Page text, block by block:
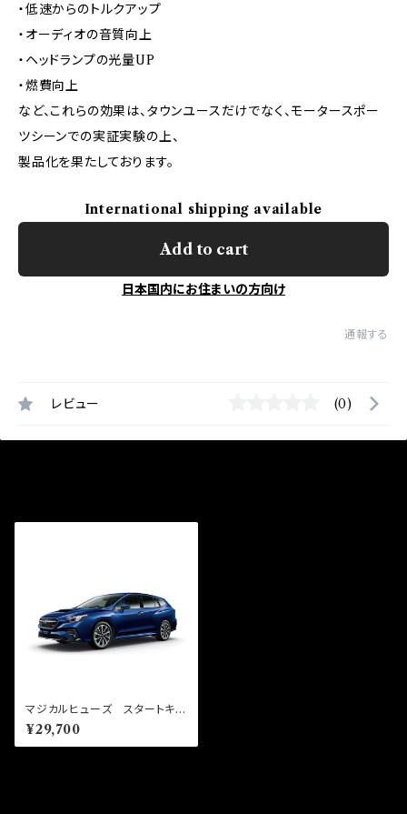
・低速からのトルクアップ
・オーディオの音質向上
・ヘッドランプの光量UP
・燃費向上
など、これらの効果は、タウンユースだけでなく、モータースポー
ツシーンでの実証実験の上、
製品化を果たしております。
International shipping available
Add to cart
日本国内にお住まいの方向け
通報する
レビュー (0)
マジカルヒューズ スタートキッ
ト レヴォーグ VNH 2400
cc MFS171 27個
¥29,700